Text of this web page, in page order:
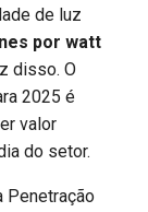
de luz
por watt
disso. O
2025 é
valor
do setor.
Penetração